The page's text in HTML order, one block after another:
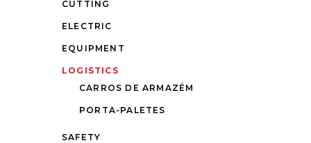
CUTTING
ELECTRIC
EQUIPMENT
LOGISTICS
CARROS DE ARMAZÉM
PORTA-PALETES
SAFETY